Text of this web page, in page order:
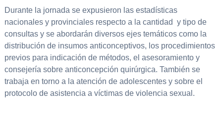
Durante la jornada se expusieron las estadísticas
nacionales y provinciales respecto a la cantidad y tipo de
consultas y se abordarán diversos ejes temáticos como la
distribución de insumos anticonceptivos, los procedimientos
previos para indicación de métodos, el asesoramiento y
consejería sobre anticoncepción quirúrgica. También se
trabaja en torno a la atención de adolescentes y sobre el
protocolo de asistencia a víctimas de violencia sexual.